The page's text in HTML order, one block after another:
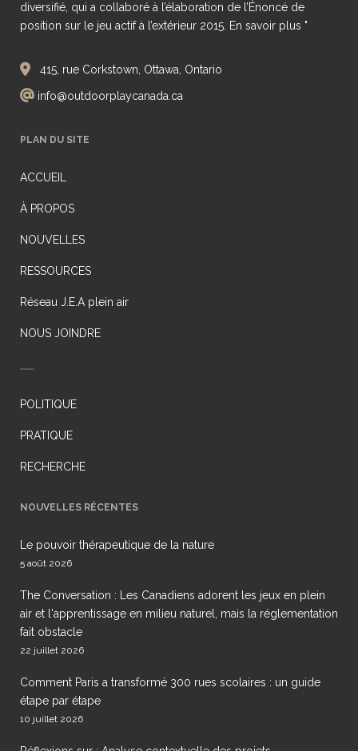
diversifié, qui a collaboré à l’élaboration de l’Énoncé de
position sur le jeu actif à l’extérieur 2015. En savoir plus "
415, rue Corkstown, Ottawa, Ontario
info@outdoorplaycanada.ca
PLAN DU SITE
ACCUEIL
À PROPOS
NOUVELLES
RESSOURCES
Réseau J.E.A plein air
NOUS JOINDRE
POLITIQUE
PRATIQUE
RECHERCHE
NOUVELLES RÉCENTES
Le pouvoir thérapeutique de la nature
5 août 2026
The Conversation : Les Canadiens adorent les jeux en plein
air et l'apprentissage en milieu naturel, mais la réglementation
fait obstacle
22 juillet 2026
Comment Paris a transformé 300 rues scolaires : un guide
étape par étape
10 juillet 2026